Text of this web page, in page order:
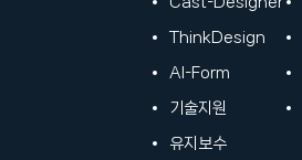
ThinkDesign
AI-Form
기술지원
​유지보수